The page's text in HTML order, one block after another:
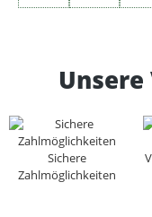
Sichere
Zahlmöglichkeiten